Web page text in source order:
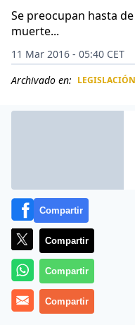
Se preocupan hasta
muerte...
11 Mar 2016 - 05:40 CET
Archivado en: LEGISLACIÓN
Hasta para el trabajo
Compartir
Compartir
Compartir
Compartir